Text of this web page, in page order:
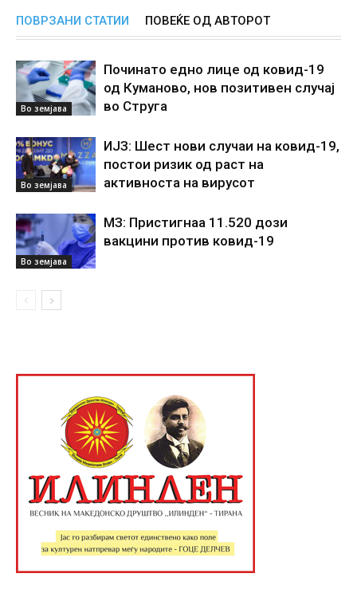
ПОВРЗАНИ СТАТИИ ПОВЕЌЕ ОД АВТОРОТ
Во земјава
Починато едно лице од ковид-19
од Куманово, нов позитивен случај
во Струга
Во земјава
ИЈЗ: Шест нови случаи на ковид-19,
постои ризик од раст на
активноста на вирусот
Во земјава
МЗ: Пристигнаа 11.520 дози
вакцини против ковид-19